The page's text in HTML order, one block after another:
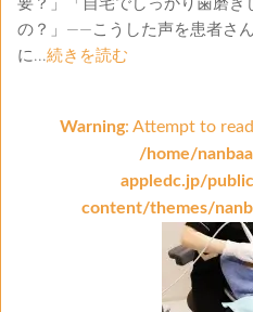
要？」「自宅でしっかり歯磨き
の？」——こうした声を患者さ
に...続きを読む
Warning: Attempt to
/home/
appledc.jp/
content/themes/